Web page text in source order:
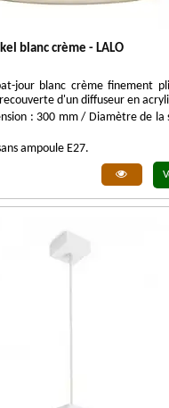
blanc crème - LALO
jour blanc crème finement
d'un diffuseur en
: 300 mm / Diamètre de la
ampoule E27.